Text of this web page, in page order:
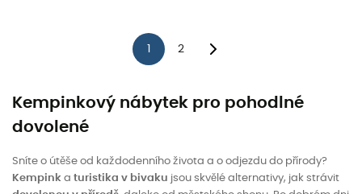
2
Kempinkový nábytek pro pohodlné
dovolené
Sníte o útěše od každodenního života a o odjezdu do přírody?
Kempink a turistika v bivaku jsou skvělé alternativy, jak strávit